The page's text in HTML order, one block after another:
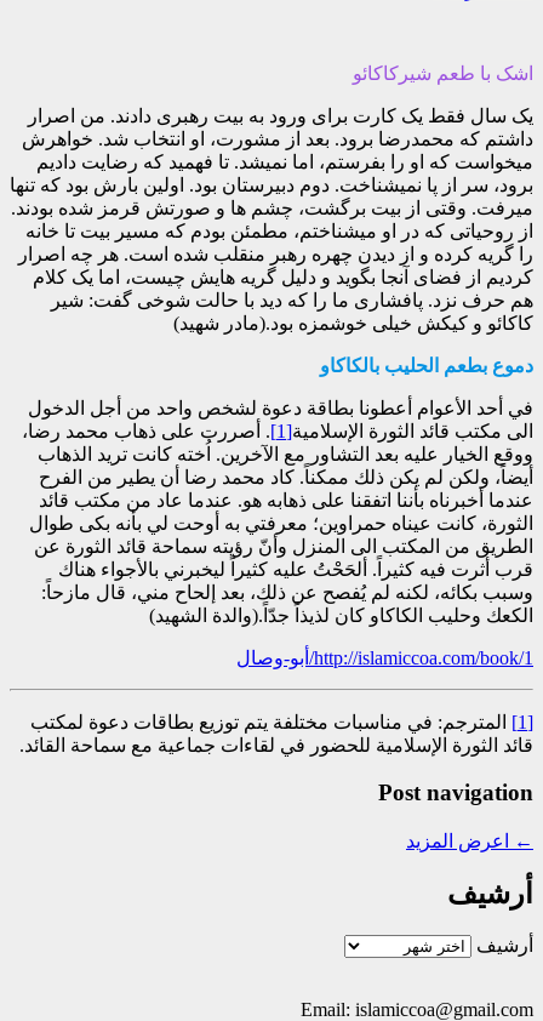
اشک با طعم شیرکاکائو
یک سال فقط یک کارت برای ورود به بیت رهبری دادند. من اصرار
داشتم که محمدرضا برود. بعد از مشورت، او انتخاب شد. خواهرش
میخواست که او را بفرستم، اما نمیشد. تا فهمید که رضایت دادیم
برود، سر از پا نمیشناخت. دوم دبیرستان بود. اولین بارش بود که تنها
میرفت. وقتی از بیت برگشت، چشم ها و صورتش قرمز شده بودند.
از روحیاتی که در او میشناختم، مطمئن بودم که مسیر بیت تا خانه
را گریه کرده و از دیدن چهره رهبر منقلب شده است. هر چه اصرار
کردیم از فضای آنجا بگوید و دلیل گریه هایش چیست، اما یک کلام
هم حرف نزد. پافشاری ما را که دید با حالت شوخی گفت: شیر
کاکائو و کیکش خیلی خوشمزه بود.(مادر شهید)
دموع بطعم الحليب بالكاكاو
في أحد الأعوام أعطونا بطاقة دعوة لشخص واحد من أجل الدخول
الى مكتب قائد الثورة الإسلامية[1]
. أصررت على ذهاب محمد رضا،
ووقع الخيار عليه بعد التشاور مع الآخرين. اُخته كانت تريد الذهاب
أيضاً، ولكن لم يكن ذلك ممكناً. كاد محمد رضا أن يطير من الفرح
عندما أخبرناه بأننا اتفقنا على ذهابه هو. عندما عاد من مكتب قائد
الثورة، كانت عيناه حمراوين؛ معرفتي به أوحت لي بأنه بكى طوال
الطريق من المكتب الى المنزل وأنّ رؤيته سماحة قائد الثورة عن
قرب أثرت فيه كثيراً. ألحَحْتُ عليه كثيراً ليخبرني بالأجواء هناك
وسبب بكائه، لكنه لم يُفصح عن ذلك، بعد إلحاح مني، قال مازحاً:
الكعك وحليب الكاكاو كان لذيذاً جدّاً.(والدة الشهيد)
http://islamiccoa.com/book/1/أبو-وصال
[1]
المترجم: في مناسبات مختلفة يتم توزيع بطاقات دعوة لمكتب
قائد الثورة الإسلامية للحضور في لقاءات جماعية مع سماحة القائد.
Post navigation
← اعرض المزيد
أرشيف
أرشيف
Email: islamiccoa@gmail.com